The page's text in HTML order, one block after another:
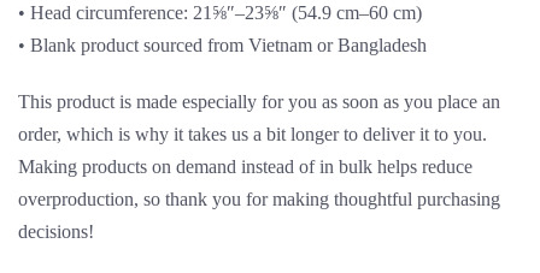
• Head circumference: 21⅝″–23⅝″ (54.9 cm–60 cm)
• Blank product sourced from Vietnam or Bangladesh
This product is made especially for you as soon as you place an
order, which is why it takes us a bit longer to deliver it to you.
Making products on demand instead of in bulk helps reduce
overproduction, so thank you for making thoughtful purchasing
decisions!